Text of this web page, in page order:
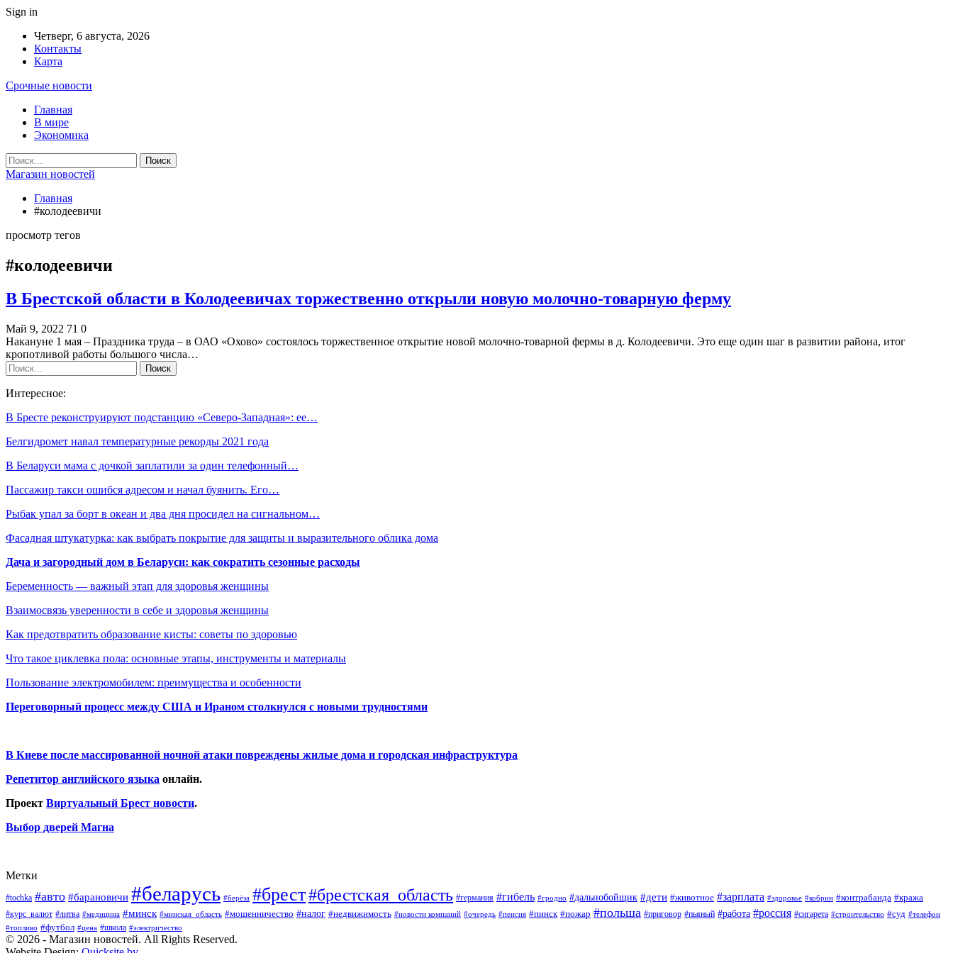
Sign in
Четверг, 6 августа, 2026
Контакты
Карта
Срочные новости
Главная
В мире
Экономика
Магазин новостей
Главная
#колодеевичи
просмотр тегов
#колодеевичи
В Брестской области в Колодеевичах торжественно открыли новую молочно-товарную ферму
Май 9, 2022 71 0
Накануне 1 мая – Праздника труда – в ОАО «Охово» состоялось торжественное открытие новой молочно-товарной фермы в д. Колодеевичи. Это еще один шаг в развитии района, итог
кропотливой работы большого числа…
Интересное:
В Бресте реконструируют подстанцию «Северо-Западная»: ее…
Белгидромет навал температурные рекорды 2021 года
В Беларуси мама с дочкой заплатили за один телефонный…
Пассажир такси ошибся адресом и начал буянить. Его…
Рыбак упал за борт в океан и два дня просидел на сигнальном…
Фасадная штукатурка: как выбрать покрытие для защиты и выразительного облика дома
Дача и загородный дом в Беларуси: как сократить сезонные расходы
Беременность — важный этап для здоровья женщины
Взаимосвязь уверенности в себе и здоровья женщины
Как предотвратить образование кисты: советы по здоровью
Что такое циклевка пола: основные этапы, инструменты и материалы
Пользование электромобилем: преимущества и особенности
Переговорный процесс между США и Ираном столкнулся с новыми трудностями
В Киеве после массированной ночной атаки повреждены жилые дома и городская инфраструктура
Репетитор английского языка онлайн.
Проект Виртуальный Брест новости.
Выбор дверей Магна
Метки
#tochka #авто #барановичи #беларусь #берёза #брест#брестская_область #германия #гибель #гродно #дальнобойщик #дети #животное #зарплата #здоровье #кобрин #контрабанда #кража
#курс_валют #литва #медицина #минск #минская_область #мошенничество #налог #недвижимость #новости компаний #очередь #пенсия #пинск #пожар #польша #приговор #пьяный #работа #россия #сигарета #строительство #суд #телефон
#топливо #футбол #цена #школа #электричество
© 2026 - Магазин новостей. All Rights Reserved.